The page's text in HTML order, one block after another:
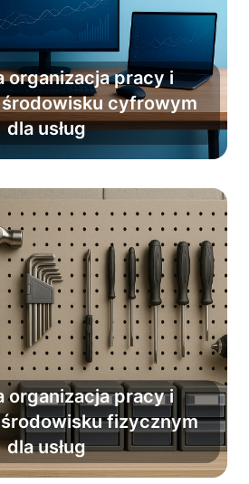
organizacja pracy i
cyfrowym
dla usług
nawyk porządku i
jako stały element
organizacja pracy i
fizycznym
dla usług
nawyk porządku i
jako stały element